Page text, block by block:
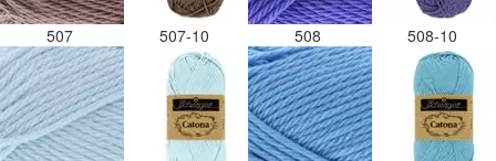
507 507-10 508 508-10